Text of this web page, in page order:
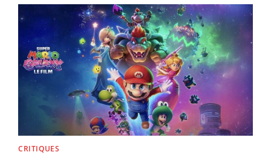
–
PRESQUE
–
PERSONNE
N’A
VU
EN
SALLES
AMÉRICAINES…
ET
QUE
TOUT
LE
MONDE
REGARDE
SUR
PRIME
VIDEO
CRITIQUES